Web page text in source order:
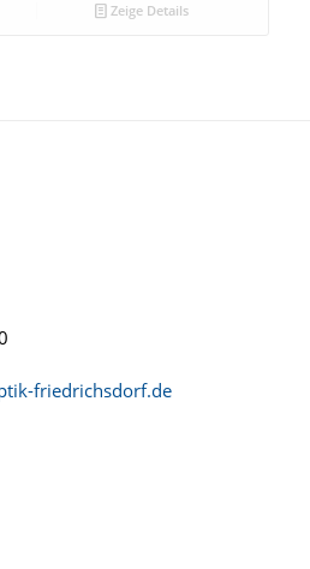
Zeige Details
friedrichsdorf.de